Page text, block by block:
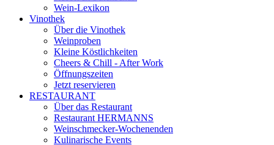
Wein-Lexikon
Vinothek
Über die Vinothek
Weinproben
Kleine Köstlichkeiten
Cheers & Chill - After Work
Öffnungszeiten
Jetzt reservieren
RESTAURANT
Über das Restaurant
Restaurant HERMANNS
Weinschmecker-Wochenenden
Kulinarische Events